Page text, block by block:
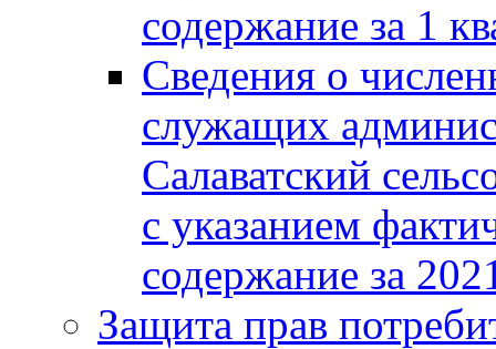
содержание за 1
Сведения о
служащих
Салаватский
с указанием
содержание за
Защита прав